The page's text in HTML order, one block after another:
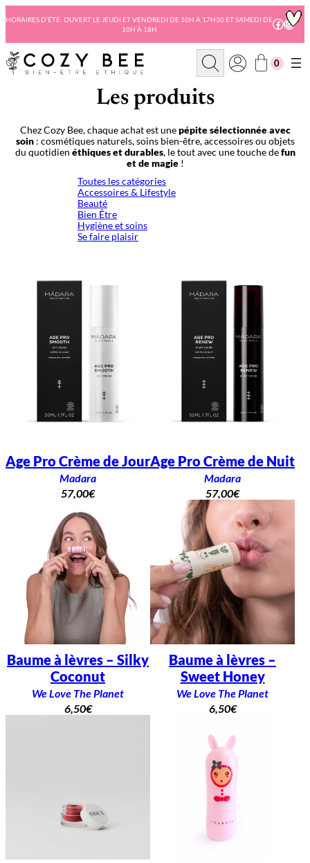
au
HORAIRES D’ÉTÉ: OUVERT LE JEUDI ET VENDREDI DE 10H À 17H30 ET SAMEDI DE
10H À 18H
R
c
h
e
h
e
0
Les produits
Chez Cozy Bee, chaque achat est unepépite sélectionnée avec
soin: cosmétiques naturels, soins bien-être, accessoires ou objets
du quotidien éthiques et durables, le tout avec une touche defun
et de magie!
Toutes les catégories
Accessoires & Lifestyle
Beauté
Bien Être
Hygiène et soins
Se faire plaisir
Age Pro Crème de Jour
Madara
57,00€
Age Pro Crème de Nuit
Madara
57,00€
Baume à lèvres – Silky
Coconut
We Love The Planet
6,50€
Baume à lèvres –
Sweet Honey
We Love The Planet
6,50€